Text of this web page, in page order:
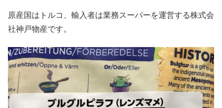
原産国はトルコ、輸入者は業務スーパーを運営する株式会
社神戸物産です。